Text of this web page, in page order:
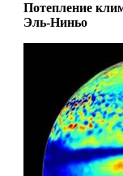
Потепление
Эль-Ниньо